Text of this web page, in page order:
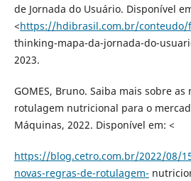
de Jornada do Usuário. Disponível
<https://hdibrasil.com.br/conteudo/
thinking-mapa-da-jornada-do-
2023.
GOMES, Bruno. Saiba mais sobre
rotulagem nutricional para o
Máquinas, 2022. Disponível em: <
https://blog.cetro.com.br/2022/08/
novas-regras-de-rotulagem-